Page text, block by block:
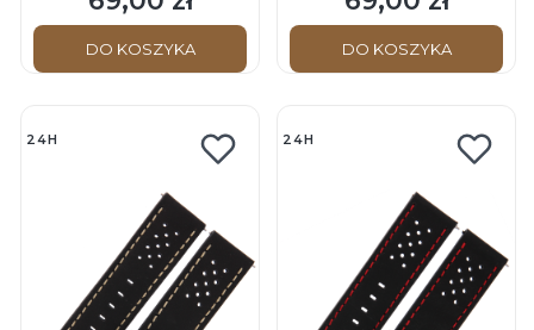
do zegarka o strukturze
DO KOSZYKA
strukturze bizona
DO KOSZYKA
24H 24H